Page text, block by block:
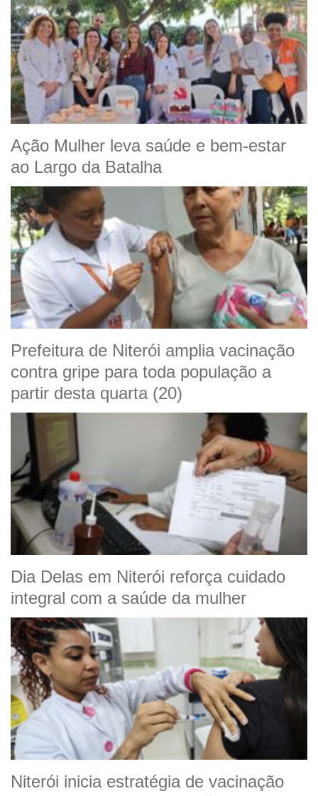
Ação Mulher leva saúde e bem-estar
ao Largo da Batalha
Prefeitura de Niterói amplia vacinação
contra gripe para toda população a
partir desta quarta (20)
Dia Delas em Niterói reforça cuidado
integral com a saúde da mulher
Niterói inicia estratégia de vacinação